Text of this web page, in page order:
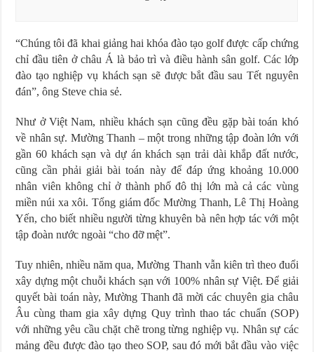
“Chúng tôi đã khai giảng hai khóa đào tạo golf được cấp chứng
chỉ đầu tiên ở châu Á là bảo trì và điều hành sân golf. Các lớp
đào tạo nghiệp vụ khách sạn sẽ được bắt đầu sau Tết nguyên
đán”, ông Steve chia sẻ.
Như ở Việt Nam, nhiều khách sạn cũng đều gặp bài toán khó
về nhân sự. Mường Thanh – một trong những tập đoàn lớn với
gần 60 khách sạn và dự án khách sạn trải dài khắp đất nước,
cũng cần phải giải bài toán này để đáp ứng khoảng 10.000
nhân viên không chỉ ở thành phố đô thị lớn mà cả các vùng
miền núi xa xôi. Tổng giám đốc Mường Thanh, Lê Thị Hoàng
Yến, cho biết nhiều người từng khuyên bà nên hợp tác với một
tập đoàn nước ngoài “cho đỡ mệt”.
Tuy nhiên, nhiều năm qua, Mường Thanh vẫn kiên trì theo đuổi
xây dựng một chuỗi khách sạn với 100% nhân sự Việt. Để giải
quyết bài toán này, Mường Thanh đã mời các chuyên gia châu
Âu cùng tham gia xây dựng Quy trình thao tác chuẩn (SOP)
với những yêu cầu chặt chẽ trong từng nghiệp vụ. Nhân sự các
mảng đều được đào tạo theo SOP, sau đó mới bắt đầu vào việc